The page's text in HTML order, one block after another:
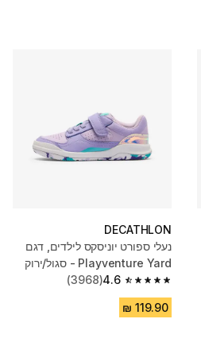
DECATHLON
נעלי ספורט יוניסקס לילדים, דגם
Playventure Yard - סגול/ירוק
4.6
4.6 out of 5 stars from 3968 reviews
(3968)